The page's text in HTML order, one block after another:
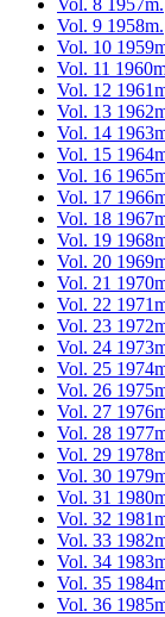
Vol. 8 1957m.
Vol. 9 1958m.
Vol. 10
Vol. 11
Vol. 12
Vol. 13
Vol. 14
Vol. 15
Vol. 16
Vol. 17
Vol. 18
Vol. 19
Vol. 20
Vol. 21
Vol. 22
Vol. 23
Vol. 24
Vol. 25
Vol. 26
Vol. 27
Vol. 28
Vol. 29
Vol. 30
Vol. 31
Vol. 32
Vol. 33
Vol. 34
Vol. 35
Vol. 36